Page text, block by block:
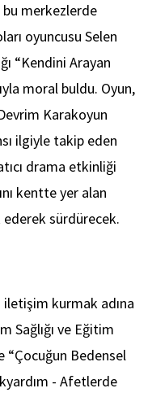
bu merkezlerde
oyuncusu Selen
“Kendini Arayan
moral buldu. Oyun,
Karakoyun
ilgiyle takip eden
drama etkinliği
kentte yer alan
ederek sürdürecek.
kurmak adına
Sağlığı ve Eğitim
“Çocuğun Bedensel
- Afetlerde